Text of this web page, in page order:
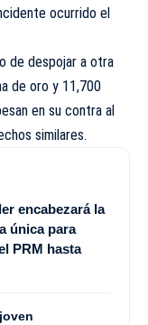
ocurrido el
de despojar a otra
de oro y 11,700
en su contra al
similares.
encabezará la
única para
PRM hasta